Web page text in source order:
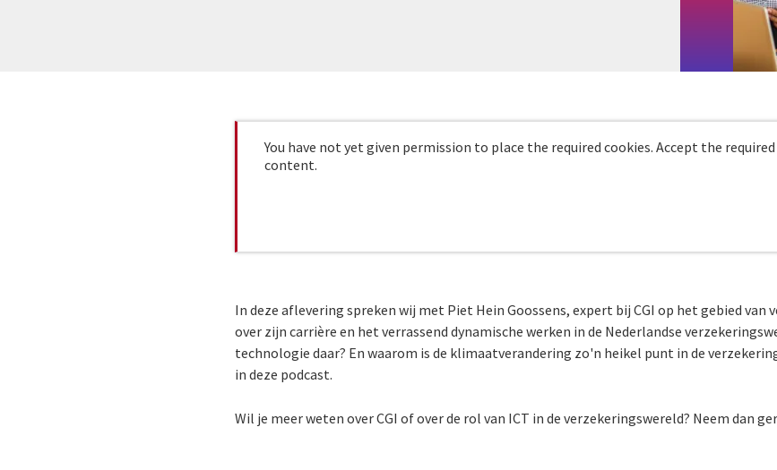
You have not yet given permission to place the required cookies. Accept the
content.
In deze aflevering spreken wij met Piet Hein Goossens, expert bij CGI op het gebied van
over zijn carrière en het verrassend dynamische werken in de Nederlandse
technologie daar? En waarom is de klimaatverandering zo'n heikel punt in de
in deze podcast.
Wil je meer weten over CGI of over de rol van ICT in de verzekeringswereld? Neem dan